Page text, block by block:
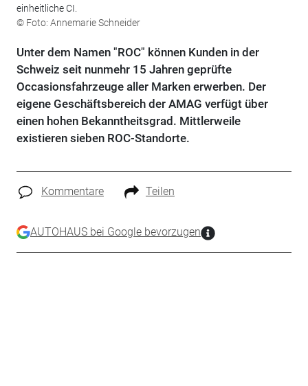
einheitliche CI.
© Foto: Annemarie Schneider
Unter dem Namen "ROC" können Kunden in der
Schweiz seit nunmehr 15 Jahren geprüfte
Occasionsfahrzeuge aller Marken erwerben. Der
eigene Geschäftsbereich der AMAG verfügt über
einen hohen Bekanntheitsgrad. Mittlerweile
existieren sieben ROC-Standorte.
Kommentare Teilen
AUTOHAUS bei Google bevorzugen